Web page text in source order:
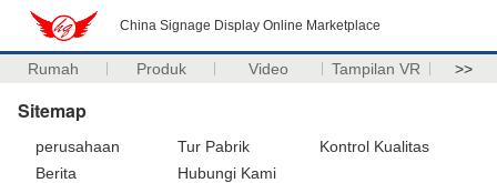
China Signage Display Online Marketplace
Rumah Produk Video Tampilan VR >>
Sitemap
perusahaan Tur Pabrik
Kontrol Kualitas
Berita
Hubungi Kami